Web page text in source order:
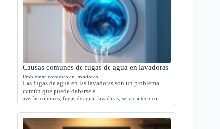
Causas comunes de fugas de agua en lavadoras
Problemas comunes en lavadoras
Las fugas de agua en las lavadoras son un problema
común que puede deberse a…
averías comunes fugas de agua lavadoras servicio técnico